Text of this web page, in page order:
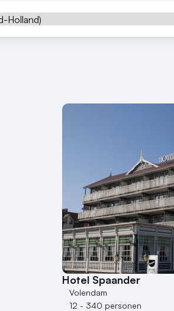
Hotel Spaander
Volendam
12 - 340 personen